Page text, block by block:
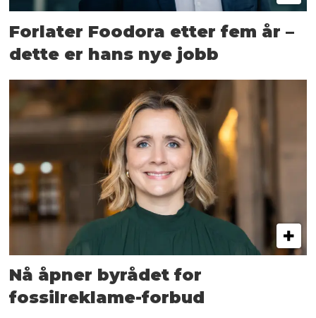
Forlater Foodora etter fem år –
dette er hans nye jobb
Nå åpner byrådet for
fossilreklame-forbud